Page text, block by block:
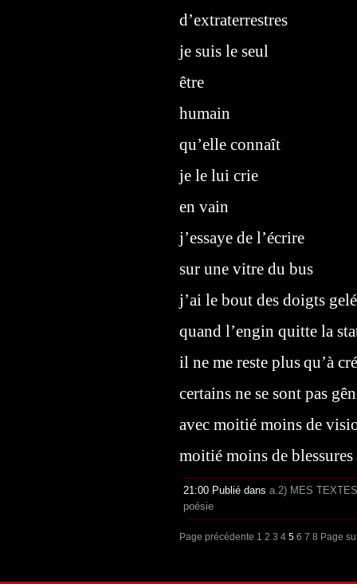
d’extraterrestres
je suis le seul
être
humain
qu’elle connaît
je le lui crie
en vain
j’essaye de l’écrire
sur une vitre du bus
j’ai le bout des doigts gelé
quand l’engin quitte la
il ne me reste plusqu’à
certains ne se sont pas
avec moitié moins de
moitié moins de blessures
21:00 Publié dans a.2) MES TEXTES
poésie
Page précédente 1 2 3 4 5 6 7 8 Page